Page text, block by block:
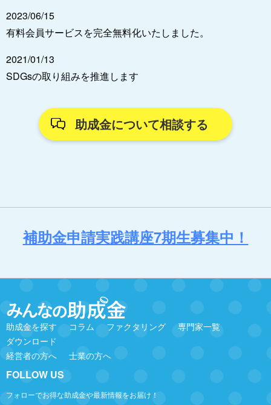
2023/06/15
有料会員サービスを完全無料化いたしました。
2021/01/13
SDGsの取り組みを推進します
助成金について相談する
補助金申請実践講座7期生募集中！
助成金を探す コラム ファクタリング
専門家一覧
ダウンロード
経営者の方へ
士業の方へ
FOLLOW US
フォローでお得な助成金や最新情報をお届け！